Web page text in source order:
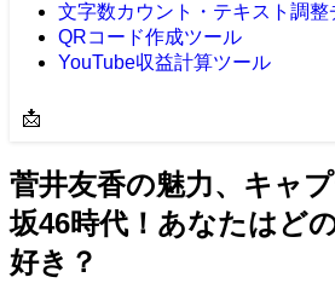
文字数カウント・テキスト調整
QRコード作成ツール
YouTube収益計算ツール
📩
菅井友香の魅力、キャ
坂46時代！あなたはど
好き？